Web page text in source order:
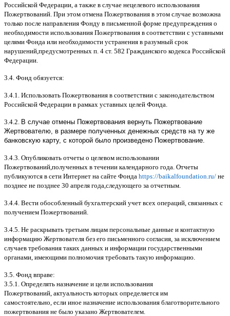
Российской Федерации а также в случае нецелевого использования
Пожертвований При этом отмена Пожертвования в этом случае возможна
только после направления Фонду в письменной форме предупреждения о
необходимости использования Пожертвования в соответствии с уставными
целями Фонда или необходимости устранения в разумный срок
нарушений предусмотренных п . 4 ст. 582 Гражданского кодекса Российской
Федерации
3.4. Фонд обязуется:
3.4.1. Использовать Пожертвования в соответствии с законодательством
Российской Федерации в рамках уставных целей Фонда
3.4.2. В случае отмены Пожертвования вернуть Пожертвование
Жертвователю, в размере полученных денежных средств на ту же
банковскую карту, с которой было произведено Пожертвование.
3.4.3. Опубликовать отчеты о целевом использовании
Пожертвований полученных в течении календарного года Отчеты
публикуются в сети Интернет на сайте Фонда https://baikalfoundation.ru/ не
позднее не позднее 30 апреля года следующего за отчетным
3.4.4. Вести обособленный бухгалтерский учет всех операций связанных с
получением Пожертвований
3.4.5. Не раскрывать третьим лицам персональные данные и контактную
информацию Жертвователя без его письменного согласия за исключением
случаев требования таких данных и информации государственными
органами имеющими полномочия требовать такую информацию
3.5. Фонд вправе:
3.5.1. Определять назначение и цели использования
Пожертвований актуальность которых определяется им
самостоятельно если иное назначение использования благотворительного
пожертвования не было указано Жертвователем